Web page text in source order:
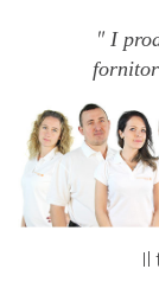
I
Il